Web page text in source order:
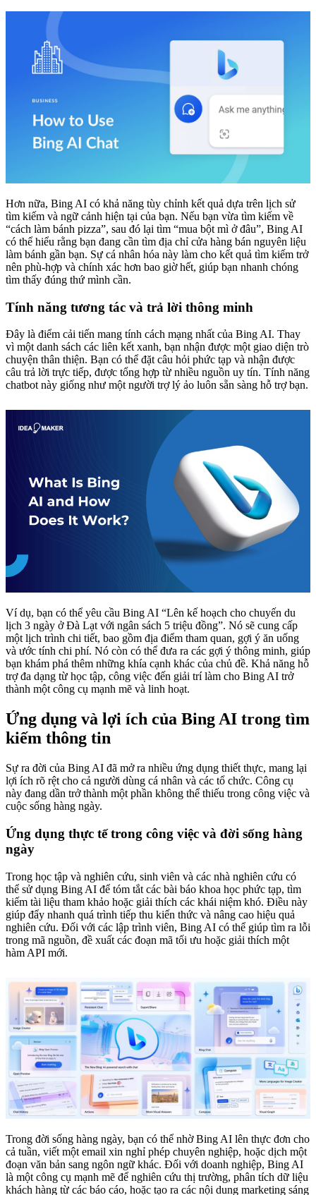
Hơn nữa, Bing AI có khả năng tùy chỉnh kết quả dựa trên lịch sử
tìm kiếm và ngữ cảnh hiện tại của bạn. Nếu bạn vừa tìm kiếm về
“cách làm bánh pizza”, sau đó lại tìm “mua bột mì ở đâu”, Bing AI
có thể hiểu rằng bạn đang cần tìm địa chỉ cửa hàng bán nguyên liệu
làm bánh gần bạn. Sự cá nhân hóa này làm cho kết quả tìm kiếm trở
nên phù-hợp và chính xác hơn bao giờ hết, giúp bạn nhanh chóng
tìm thấy đúng thứ mình cần.
Tính năng tương tác và trả lời thông minh
Đây là điểm cải tiến mang tính cách mạng nhất của Bing AI. Thay
vì một danh sách các liên kết xanh, bạn nhận được một giao diện trò
chuyện thân thiện. Bạn có thể đặt câu hỏi phức tạp và nhận được
câu trả lời trực tiếp, được tổng hợp từ nhiều nguồn uy tín. Tính năng
chatbot này giống như một người trợ lý ảo luôn sẵn sàng hỗ trợ bạn.
Ví dụ, bạn có thể yêu cầu Bing AI “Lên kế hoạch cho chuyến du
lịch 3 ngày ở Đà Lạt với ngân sách 5 triệu đồng”. Nó sẽ cung cấp
một lịch trình chi tiết, bao gồm địa điểm tham quan, gợi ý ăn uống
và ước tính chi phí. Nó còn có thể đưa ra các gợi ý thông minh, giúp
bạn khám phá thêm những khía cạnh khác của chủ đề. Khả năng hỗ
trợ đa dạng từ học tập, công việc đến giải trí làm cho Bing AI trở
thành một công cụ mạnh mẽ và linh hoạt.
Ứng dụng và lợi ích của Bing AI trong tìm
kiếm thông tin
Sự ra đời của Bing AI đã mở ra nhiều ứng dụng thiết thực, mang lại
lợi ích rõ rệt cho cả người dùng cá nhân và các tổ chức. Công cụ
này đang dần trở thành một phần không thể thiếu trong công việc và
cuộc sống hàng ngày.
Ứng dụng thực tế trong công việc và đời sống hàng
ngày
Trong học tập và nghiên cứu, sinh viên và các nhà nghiên cứu có
thể sử dụng Bing AI để tóm tắt các bài báo khoa học phức tạp, tìm
kiếm tài liệu tham khảo hoặc giải thích các khái niệm khó. Điều này
giúp đẩy nhanh quá trình tiếp thu kiến thức và nâng cao hiệu quả
nghiên cứu. Đối với các lập trình viên, Bing AI có thể giúp tìm ra lỗi
trong mã nguồn, đề xuất các đoạn mã tối ưu hoặc giải thích một
hàm API mới.
Trong đời sống hàng ngày, bạn có thể nhờ Bing AI lên thực đơn cho
cả tuần, viết một email xin nghỉ phép chuyên nghiệp, hoặc dịch một
đoạn văn bản sang ngôn ngữ khác. Đối với doanh nghiệp, Bing AI
là một công cụ mạnh mẽ để nghiên cứu thị trường, phân tích dữ liệu
khách hàng từ các báo cáo, hoặc tạo ra các nội dung marketing sáng